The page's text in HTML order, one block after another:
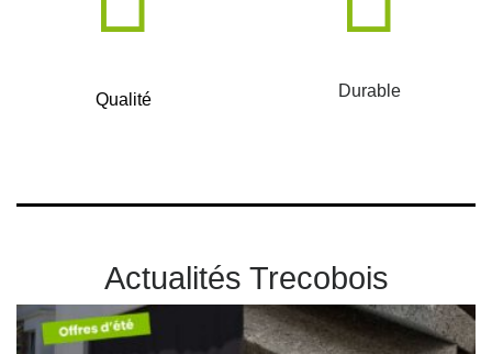
Qualité Durable
Actualités Trecobois